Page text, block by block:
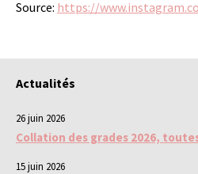
Source: https://
Actualités
26 juin 2026
Collation des grades 2026,
15 juin 2026